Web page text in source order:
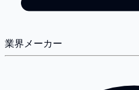
業界 メーカー